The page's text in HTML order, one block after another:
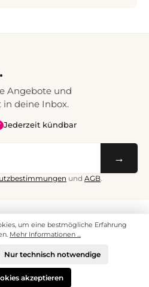
Angebote und
deine Inbox.
Jederzeit kündbar
→
und AGB.
- Alle Rechte vorbehalten.
um eine bestmögliche Erfahrung
Mehr Informationen ...
Nur technisch notwendige
akzeptieren